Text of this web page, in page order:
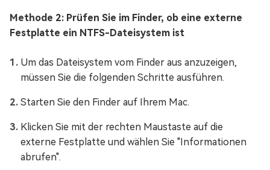
Methode 2: Prüfen Sie im Finder, ob eine externe
Festplatte ein NTFS-Dateisystem ist
Um das Dateisystem vom Finder aus anzuzeigen,
müssen Sie die folgenden Schritte ausführen.
Starten Sie den Finder auf Ihrem Mac.
Klicken Sie mit der rechten Maustaste auf die
externe Festplatte und wählen Sie "Informationen
abrufen".